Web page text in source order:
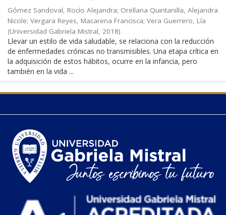
Gómez Sandoval, Rocío Alejandra; Orellana Quintanilla, Alejandra
Nicole; Vergara Reyes, Macarena Francisca; Vera Guerrero, Lía
(Universidad Gabriela Mistral, 2018)
Llevar un estilo de vida saludable, se relaciona con la reducción
de enfermedades crónicas no transmisibles. Una etapa crítica en
la adquisición de estos hábitos, ocurre en la infancia, pero
también en la vida ...